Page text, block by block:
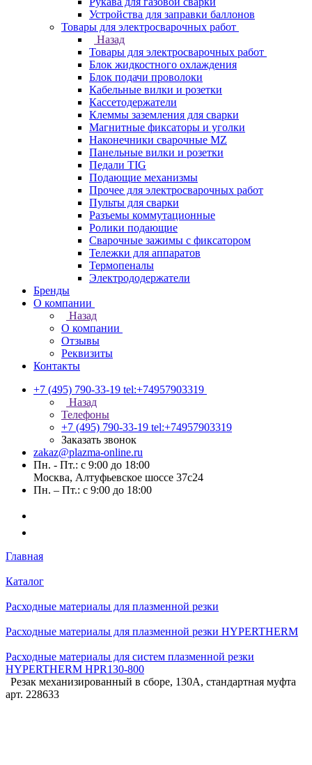
Устройства для заправки баллонов
Товары для электросварочных работ
Назад
Товары для электросварочных работ
Блок жидкостного охлаждения
Блок подачи проволоки
Кабельные вилки и розетки
Кассетодержатели
Клеммы заземления для сварки
Магнитные фиксаторы и уголки
Наконечники сварочные MZ
Панельные вилки и розетки
Педали TIG
Подающие механизмы
Прочее для электросварочных работ
Пульты для сварки
Разъемы коммутационные
Ролики подающие
Сварочные зажимы с фиксатором
Тележки для аппаратов
Термопеналы
Электрододержатели
Бренды
О компании
Назад
О компании
Отзывы
Реквизиты
Контакты
+7 (495) 790-33-19 tel:+74957903319
Назад
Телефоны
+7 (495) 790-33-19 tel:+74957903319
Заказать звонок
zakaz@plazma-online.ru
Пн. - Пт.: с 9:00 до 18:00
Москва, Алтуфьевское шоссе 37с24
Пн. – Пт.: с 9:00 до 18:00
Главная
Каталог
Расходные материалы для плазменной резки
Расходные материалы для плазменной резки HYPERTHERM
Расходные материалы для систем плазменной резки
HYPERTHERM HPR130-800
Резак механизированный в сборе, 130А, стандартная муфта
арт. 228633